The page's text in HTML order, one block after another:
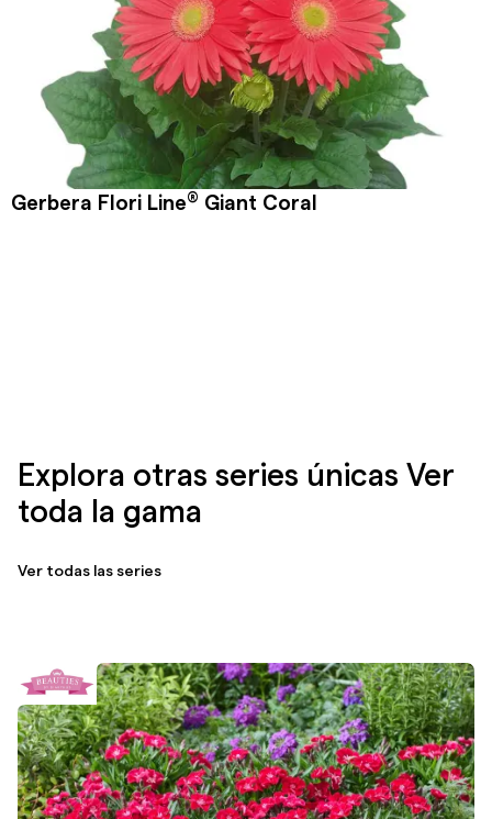
Gerbera Flori Line® Giant Coral
Explora otras series únicas Ver
toda la gama
Ver todas las series